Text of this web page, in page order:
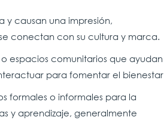
y causan una impresión,
conectan con su cultura y marca.
espacios comunitarios que ayudan
para fomentar el bienestar
formales o informales para la
y aprendizaje, generalmente